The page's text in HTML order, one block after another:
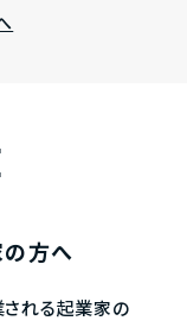
方へ
される起業家の